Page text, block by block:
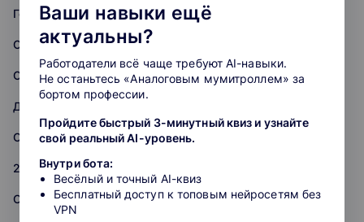
Геймдизайн
Стилист
Скетчинг
Дизайн мобильных приложений
Съемка и обработка фото
2D-художник
Создание музыки
Ваши навыки ещё
актуальны?
Работодатели всё чаще требуют AI-навыки.
Не останьтесь «Аналоговым мумитроллем» за
бортом профессии.
Пройдите быстрый 3-минутный квиз и узнайте
свой реальный AI-уровень.
Внутри бота:
Весёлый и точный AI-квиз
Бесплатный доступ к топовым нейросетям без
VPN